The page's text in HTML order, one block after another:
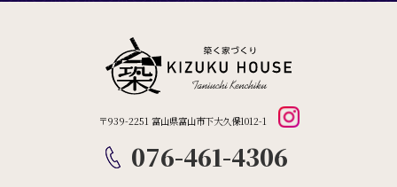
〒939-2251 富山県富山市下大久保1012-1
076-461-4306